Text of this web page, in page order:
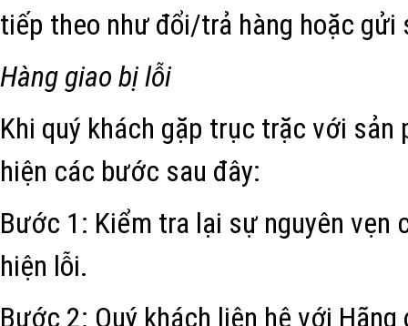
tiếp theo như đổi/trả hàng hoặc
Hàng giao bị lỗi
Khi quý khách gặp trục trặc với
hiện các bước sau đây:
Bước 1: Kiểm tra lại sự nguyên vẹn
hiện lỗi.
Bước 2: Quý khách liên hệ với